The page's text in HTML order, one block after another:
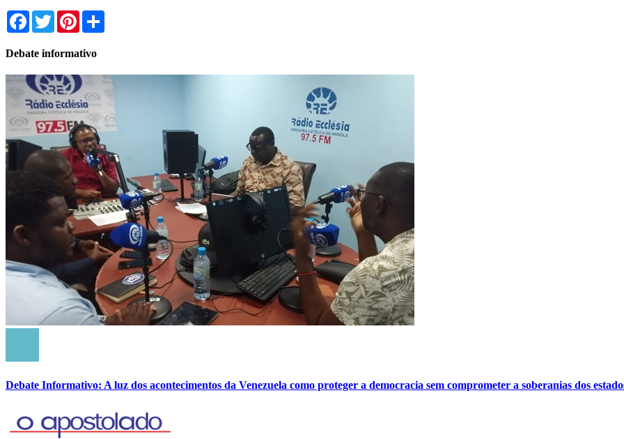
Facebook
TwitterPinterest
Debate informativo
Debate Informativo: A luz dos acontecimentos da Venezuela como proteger a democracia sem comprometer a soberanias dos